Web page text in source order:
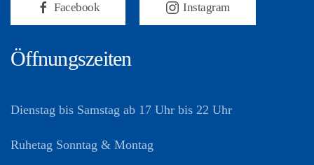
Facebook Instagram
Öffnungszeiten
Dienstag bis Samstag ab 17 Uhr bis 22 Uhr
Ruhetag Sonntag & Montag